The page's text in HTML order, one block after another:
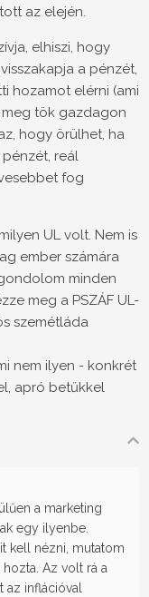
az elején.
elhiszi, hogy
a pénzét,
hozamot elérni (ami
tök gazdagon
hogy örülhet, ha
reál
fog
UL volt. Nem is
ember számára
minden
meg a PSZÁF UL-
szemétláda
nem ilyen - konkrét
apró betűkkel
a marketing
egy ilyenbe.
kell nézni, mutatom
Az volt rá a
inflációval